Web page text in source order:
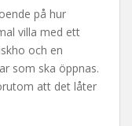
på hur
villa med ett
och en
som ska öppnas.
att det låter